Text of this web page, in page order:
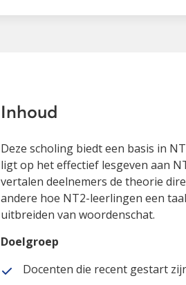
Inhoud
Deze scholing biedt een basis in
ligt op het effectief lesgeven aan
vertalen deelnemers de theorie
andere hoe NT2-leerlingen een
uitbreiden van woordenschat.
Doelgroep
Docenten die recent gestart